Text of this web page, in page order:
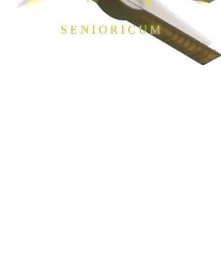
S E N I O R I C U M